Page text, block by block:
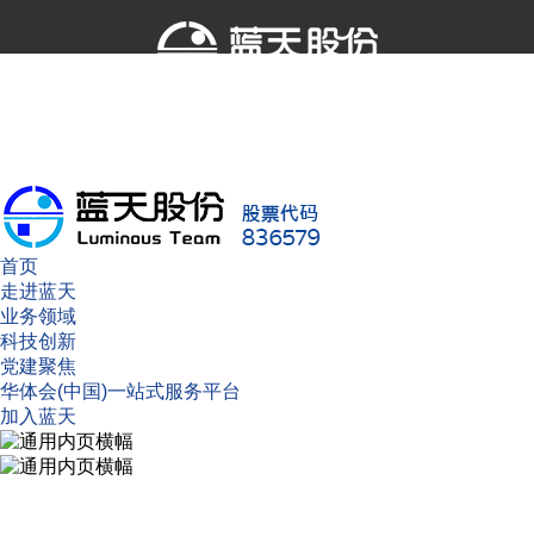
首页
走进蓝天
业务领域
科技创新
党建聚焦
华体会(中国)一站式服务平台
加入蓝天